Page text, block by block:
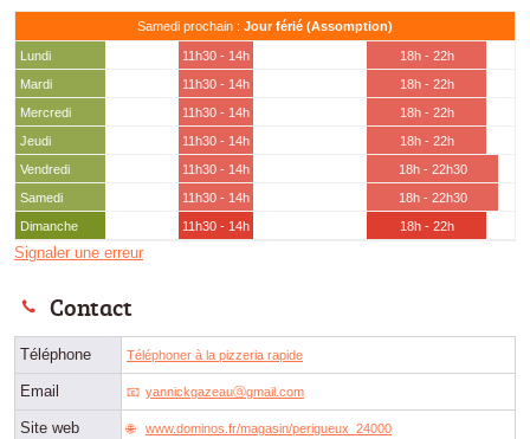
Samedi prochain : Jour férié (Assomption)
Lundi 11h30 - 14h
18h - 22h
Mardi
11h30 - 14h
18h - 22h
Mercredi
11h30 - 14h
18h - 22h
Jeudi
11h30 - 14h
18h - 22h
Vendredi
11h30 - 14h
18h - 22h30
Samedi
11h30 - 14h
18h - 22h30
Dimanche
11h30 - 14h 18h - 22h
Signaler une erreur
Contact
Téléphone Téléphoner à la pizzeria rapide
Email yannickgazeauⓐgmail.com
Site web www.dominos.fr/magasin/perigueux_24000